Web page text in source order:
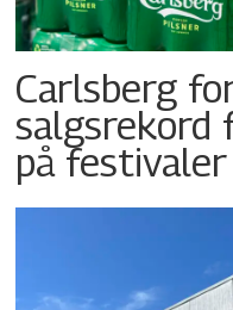
Carlsberg
salgsrekord
på festivaler